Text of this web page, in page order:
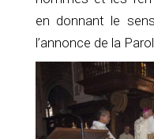
en donnant le
l’annonce de la